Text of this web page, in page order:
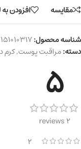
مقایسه افزودن
شناسه محصول:
دسته:مراقبت پوست,
5
2 reviews
2